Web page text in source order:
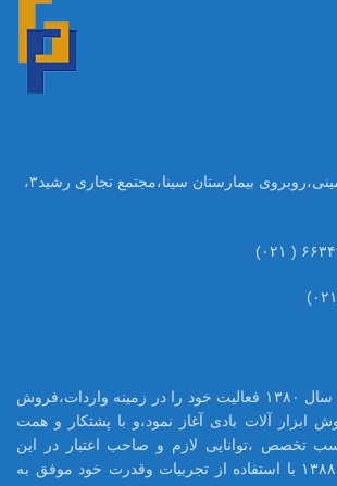
تهران ،خیابان امام خمینی،روبروی بیمارستان سینا،مجتمع تجاری رشید۳،
شرکت صبا صنعت از سال ۱۳۸۰ فعالیت خود را در زمینه واردات،فروش
آلات بادی آغاز نمود،و با پشتکار و همت
تخصص ،توانایی لازم و صاحب اعتبار در این
حرفه گردید.در سال ۱۳۸۸ با استفاده از تجربیات وقدرت خود موفق به